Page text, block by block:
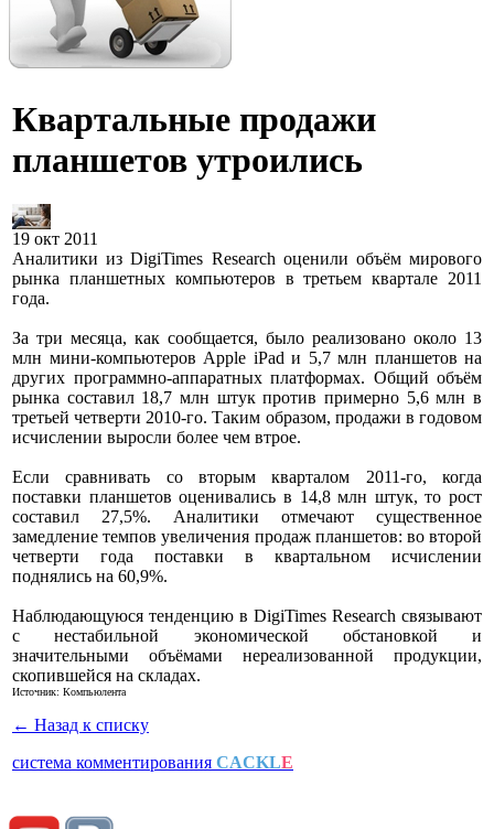
Квартальные продажи
планшетов утроились
19 окт 2011
Аналитики из DigiTimes Research оценили объём мирового
рынка планшетных компьютеров в третьем квартале 2011
года.
За три месяца, как сообщается, было реализовано около 13
млн мини-компьютеров Apple iPad и 5,7 млн планшетов на
других программно-аппаратных платформах. Общий объём
рынка составил 18,7 млн штук против примерно 5,6 млн в
третьей четверти 2010-го. Таким образом, продажи в годовом
исчислении выросли более чем втрое.
Если сравнивать со вторым кварталом 2011-го, когда
поставки планшетов оценивались в 14,8 млн штук, то рост
составил 27,5%. Аналитики отмечают существенное
замедление темпов увеличения продаж планшетов: во второй
четверти года поставки в квартальном исчислении
поднялись на 60,9%.
Наблюдающуюся тенденцию в DigiTimes Research связывают
с нестабильной экономической обстановкой и
значительными объёмами нереализованной продукции,
скопившейся на складах.
Источник: Компьюлента
← Назад к списку
система комментирования CACKLE